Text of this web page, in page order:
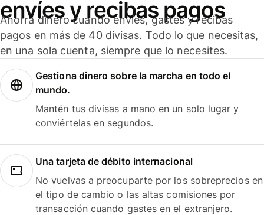
envíes y recibas pagos
Ahorra dinero cuando envíes, gastes y recibas
pagos en más de 40 divisas. Todo lo que necesitas,
en una sola cuenta, siempre que lo necesites.
Gestiona dinero sobre la marcha en todo el
mundo.
Mantén tus divisas a mano en un solo lugar y
conviértelas en segundos.
Una tarjeta de débito internacional
No vuelvas a preocuparte por los sobreprecios en
el tipo de cambio o las altas comisiones por
transacción cuando gastes en el extranjero.